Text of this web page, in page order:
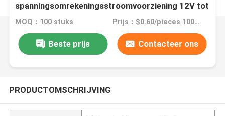
spanningsomrekeningsstroomvoorziening 12V tot
5V 3.3V DC-DC step-down power board
MOQ：100 stuks Prijs：$0.60/pieces 100-999 pieces
Beste prijs Contacteer ons
PRODUCTOMSCHRIJVING